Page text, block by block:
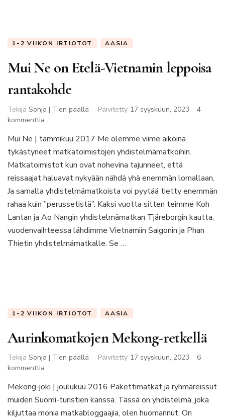
1-2 VIIKON IRTIOTOT AASIA
Mui Ne on Etelä-Vietnamin leppoisa
rantakohde
Tekijä Sonja | Tien päällä Päivitetty 17 syyskuun, 2023
4
kommenttia
Ne
on
Etelä-
leppoisa
rantakohde
Mui Ne | tammikuu 2017 Me olemme viime aikoina
tykästyneet matkatoimistojen yhdistelmämatkoihin.
Matkatoimistot kun ovat nohevina tajunneet, että
reissaajat haluavat nykyään nähdä yhä enemmän lomallaan.
Ja samalla yhdistelmämatkoista voi pyytää tietty enemmän
rahaa kuin ”perussetistä”. Kaksi vuotta sitten teimme Koh
Lantan ja Ao Nangin yhdistelmämatkan Tjäreborgin kautta,
vuodenvaihteessa lähdimme Vietnamiin Saigonin ja Phan
Thietin yhdistelmämatkalle. Se …
1-2 VIIKON IRTIOTOT AASIA
Aurinkomatkojen Mekong-retkellä
Tekijä Sonja | Tien päällä Päivitetty 17 syyskuun, 2023
6
kommenttia
Mekong-
retkellä
Mekong-joki | joulukuu 2016 Pakettimatkat ja ryhmäreissut
muiden Suomi-turistien kanssa. Tässä on yhdistelmä, joka
kiljuttaa monia matkabloggaajia, olen huomannut. On